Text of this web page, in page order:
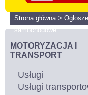
Strona główna>
samochodowe
MOTORYZACJA I
TRANSPORT
Usługi
Usługi